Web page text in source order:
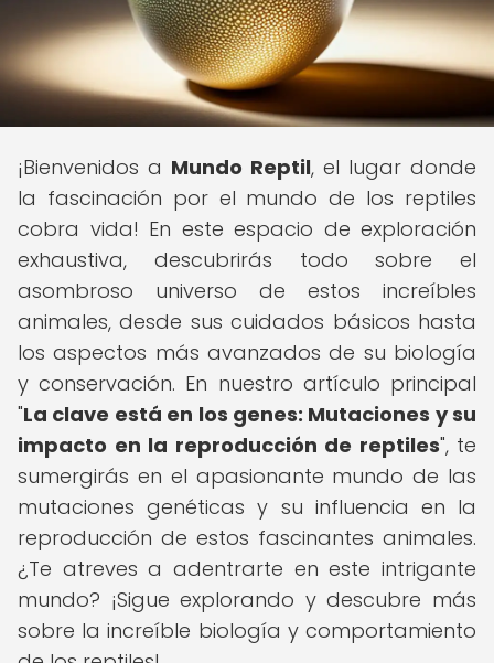
¡Bienvenidos a Mundo Reptil, el lugar donde
la fascinación por el mundo de los reptiles
cobra vida! En este espacio de exploración
exhaustiva, descubrirás todo sobre el
asombroso universo de estos increíbles
animales, desde sus cuidados básicos hasta
los aspectos más avanzados de su biología
y conservación. En nuestro artículo principal
"La clave está en los genes: Mutaciones y su
impacto en la reproducción de reptiles", te
sumergirás en el apasionante mundo de las
mutaciones genéticas y su influencia en la
reproducción de estos fascinantes animales.
¿Te atreves a adentrarte en este intrigante
mundo? ¡Sigue explorando y descubre más
sobre la increíble biología y comportamiento